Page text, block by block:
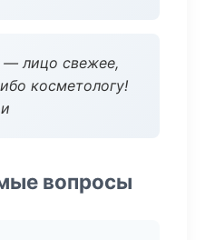
лицо свежее,
косметологу!
вопросы